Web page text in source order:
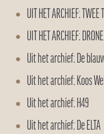
UIT HET ARCHIEF:
UIT HET ARCHIEF: DRONE
Uit het archief: De
Uit het archief: Koos
Uit het archief: H49
Uit het archief: De ELTA